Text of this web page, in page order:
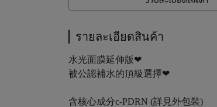
รายละเอียดสินค้า
水光面膜延伸版❤
被公認補水的頂級選擇❤
含核心成分c-PDRN (詳見外包裝)